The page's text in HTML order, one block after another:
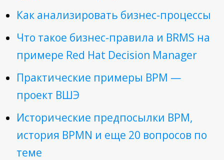
Как анализировать бизнес-процессы
Что такое бизнес-правила и BRMS на
примере Red Hat Decision Manager
Практические примеры BPM —
проект ВШЭ
Исторические предпосылки BPM,
история BPMN и еще 20 вопросов по
теме